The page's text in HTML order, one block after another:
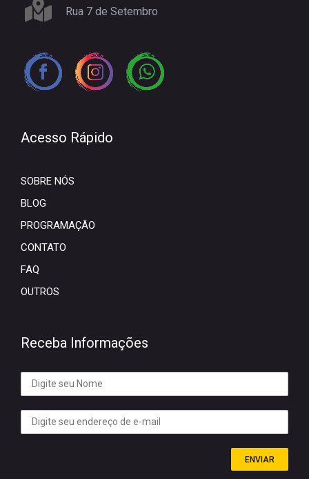
Rua 7 de Setembro
Acesso Rápido
SOBRE NÓS
BLOG
PROGRAMAÇÃO
CONTATO
FAQ
OUTROS
Receba Informações
ENVIAR